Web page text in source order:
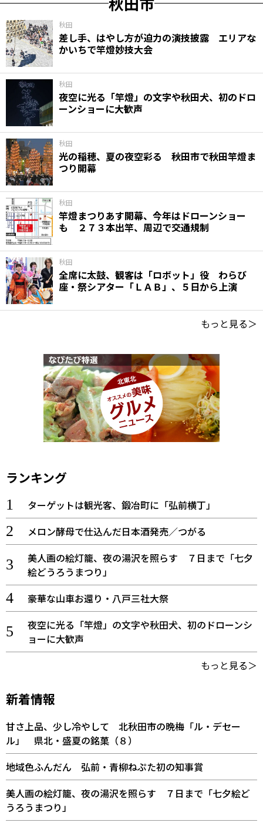
秋田
差し手、はやし方が迫力の演技披露 エリアな
かいちで竿燈妙技大会
秋田
夜空に光る「竿燈」の文字や秋田犬、初のドロ
ーンショーに大歓声
秋田
光の稲穂、夏の夜空彩る 秋田市で秋田竿燈ま
つり開幕
秋田
竿燈まつりあす開幕、今年はドローンショー
も ２７３本出竿、周辺で交通規制
秋田
全席に太鼓、観客は「ロボット」役 わらび
座・祭シアター「ＬＡＢ」、５日から上演
もっと見る＞
ランキング
ターゲットは観光客、鍛冶町に「弘前横丁」
メロン酵母で仕込んだ日本酒発売／つがる
美人画の絵灯籠、夜の湯沢を照らす ７日まで「七夕
絵どうろうまつり」
豪華な山車お還り・八戸三社大祭
夜空に光る「竿燈」の文字や秋田犬、初のドローンシ
ョーに大歓声
もっと見る＞
新着情報
甘さ上品、少し冷やして 北秋田市の晩梅「ル・デセー
ル」 県北・盛夏の銘菓（８）
地域色ふんだん 弘前・青柳ねぷた初の知事賞
美人画の絵灯籠、夜の湯沢を照らす ７日まで「七夕絵ど
うろうまつり」